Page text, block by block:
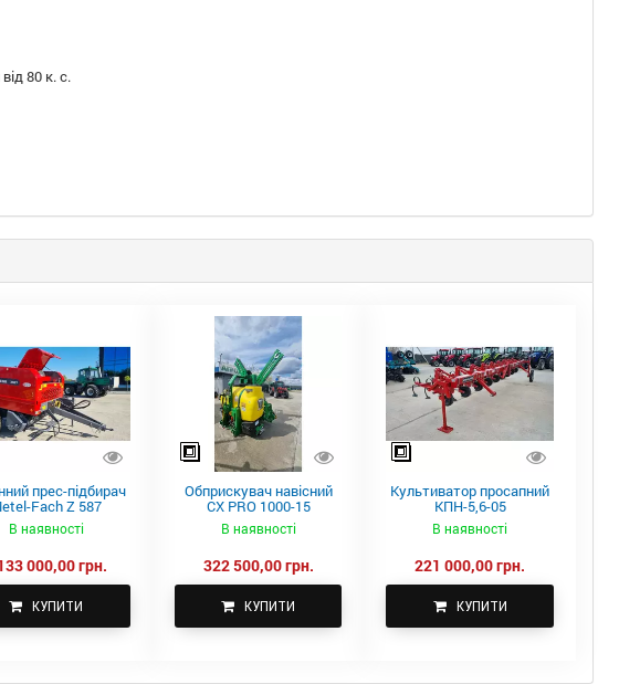
від 80 к. с.
прес-підбирач
Fach Z 587
В наявності
000,00 грн.
КУПИТИ
Обприскувач навісний
CX PRO 1000-15
В наявності
322 500,00 грн.
КУПИТИ
Культиватор просапний
КПН-5,6-05
В наявності
221 000,00 грн.
КУПИТИ